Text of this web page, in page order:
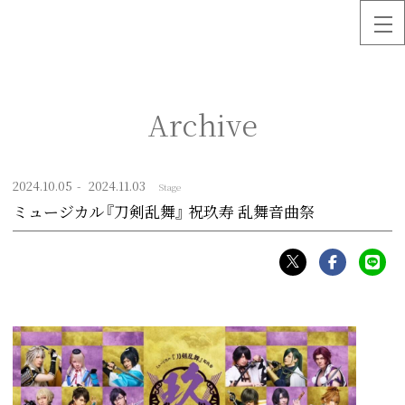
Archive
2024.10.05 2024.11.03 Stage
ミュージカル『刀剣乱舞』 祝玖寿 乱舞音曲祭